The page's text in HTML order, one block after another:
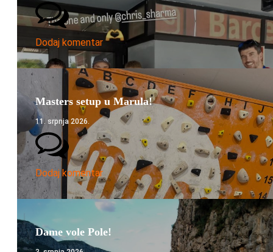
Dodaj komentar
Masters setup u Marula!
11. srpnja 2026.
Dodaj komentar
Dame vole Pole!